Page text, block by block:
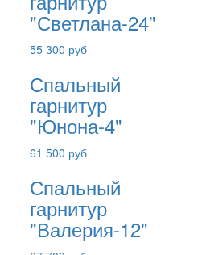
"Светлана-24"
55 300 руб
Спальный
гарнитур
"Юнона-4"
61 500 руб
Спальный
гарнитур
"Валерия-12"